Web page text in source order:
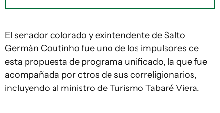
El senador colorado y exintendente de Salto
Germán Coutinho fue uno de los impulsores de
esta propuesta de programa unificado, la que fue
acompañada por otros de sus correligionarios,
incluyendo al ministro de Turismo Tabaré Viera.